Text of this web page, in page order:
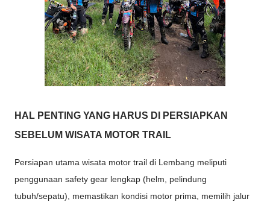
HAL PENTING YANG HARUS DI PERSIAPKAN
SEBELUM WISATA MOTOR TRAIL
Persiapan utama wisata motor trail di Lembang meliputi
penggunaan safety gear lengkap (helm, pelindung
tubuh/sepatu), memastikan kondisi motor prima, memilih jalur